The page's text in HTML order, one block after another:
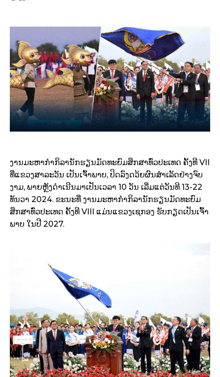
ງານມະຫາກຳກິລານັກຮຽນມັດທະຍົມສຶກສາທົ່ວປະເທດ ຄັ້ງທີ VII
ທີ່ແຂວງສາລະວັນ ເປັນເຈົ້າພາບ, ປິດລົງດວ້ຍຜົນສໍາເລັດຢ່າງຈົບ
ງາມ, ພາຍຫຼັງດໍາເນີນມາເປັນເວລາ 10 ວັນ ເລີ່ມແຕ່ວັນທີ 13-22
ທັນວາ 2024. ຂະນະທີ່ ງານມະຫາກຳກິລານັກຮຽນມັດທະຍົມ
ສຶກສາທົ່ວປະເທດ ຄັ້ງທີ VIII ແມ່ນແຂວງເຊກອງ ຮັບກຽດເປັນເຈົ້າ
ພາບ ໃນປີ 2027.